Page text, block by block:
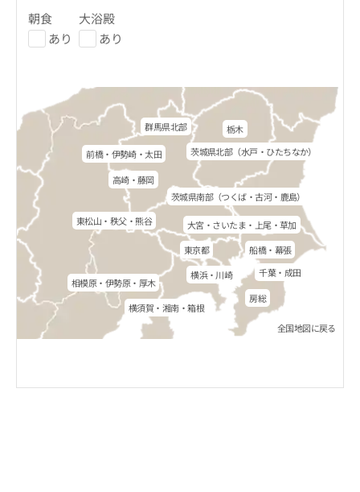
朝食
あり
大浴殿
あり
栃木
高崎・藤岡
前橋・伊勢崎・太田
群馬県北部
茨城県北部（水戸・ひたちなか）
茨城県南部（つくば・古河・鹿島）
大宮・さいたま・上尾・草加
東松山・秩父・熊谷
船橋・幕張
千葉・成田
房総
横浜・川崎
相模原・伊勢原・厚木
横須賀・湘南・箱根
東京都
全国地図に戻る